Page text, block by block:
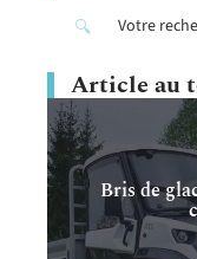
Article au
Bris de